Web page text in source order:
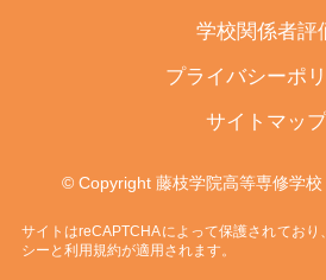
学校関係者評
プライバシーポ
サイトマップ
© Copyright 藤枝学院高等専修学校
サイトはreCAPTCHAによって保護されており
シー と 利用規約が適用されます。